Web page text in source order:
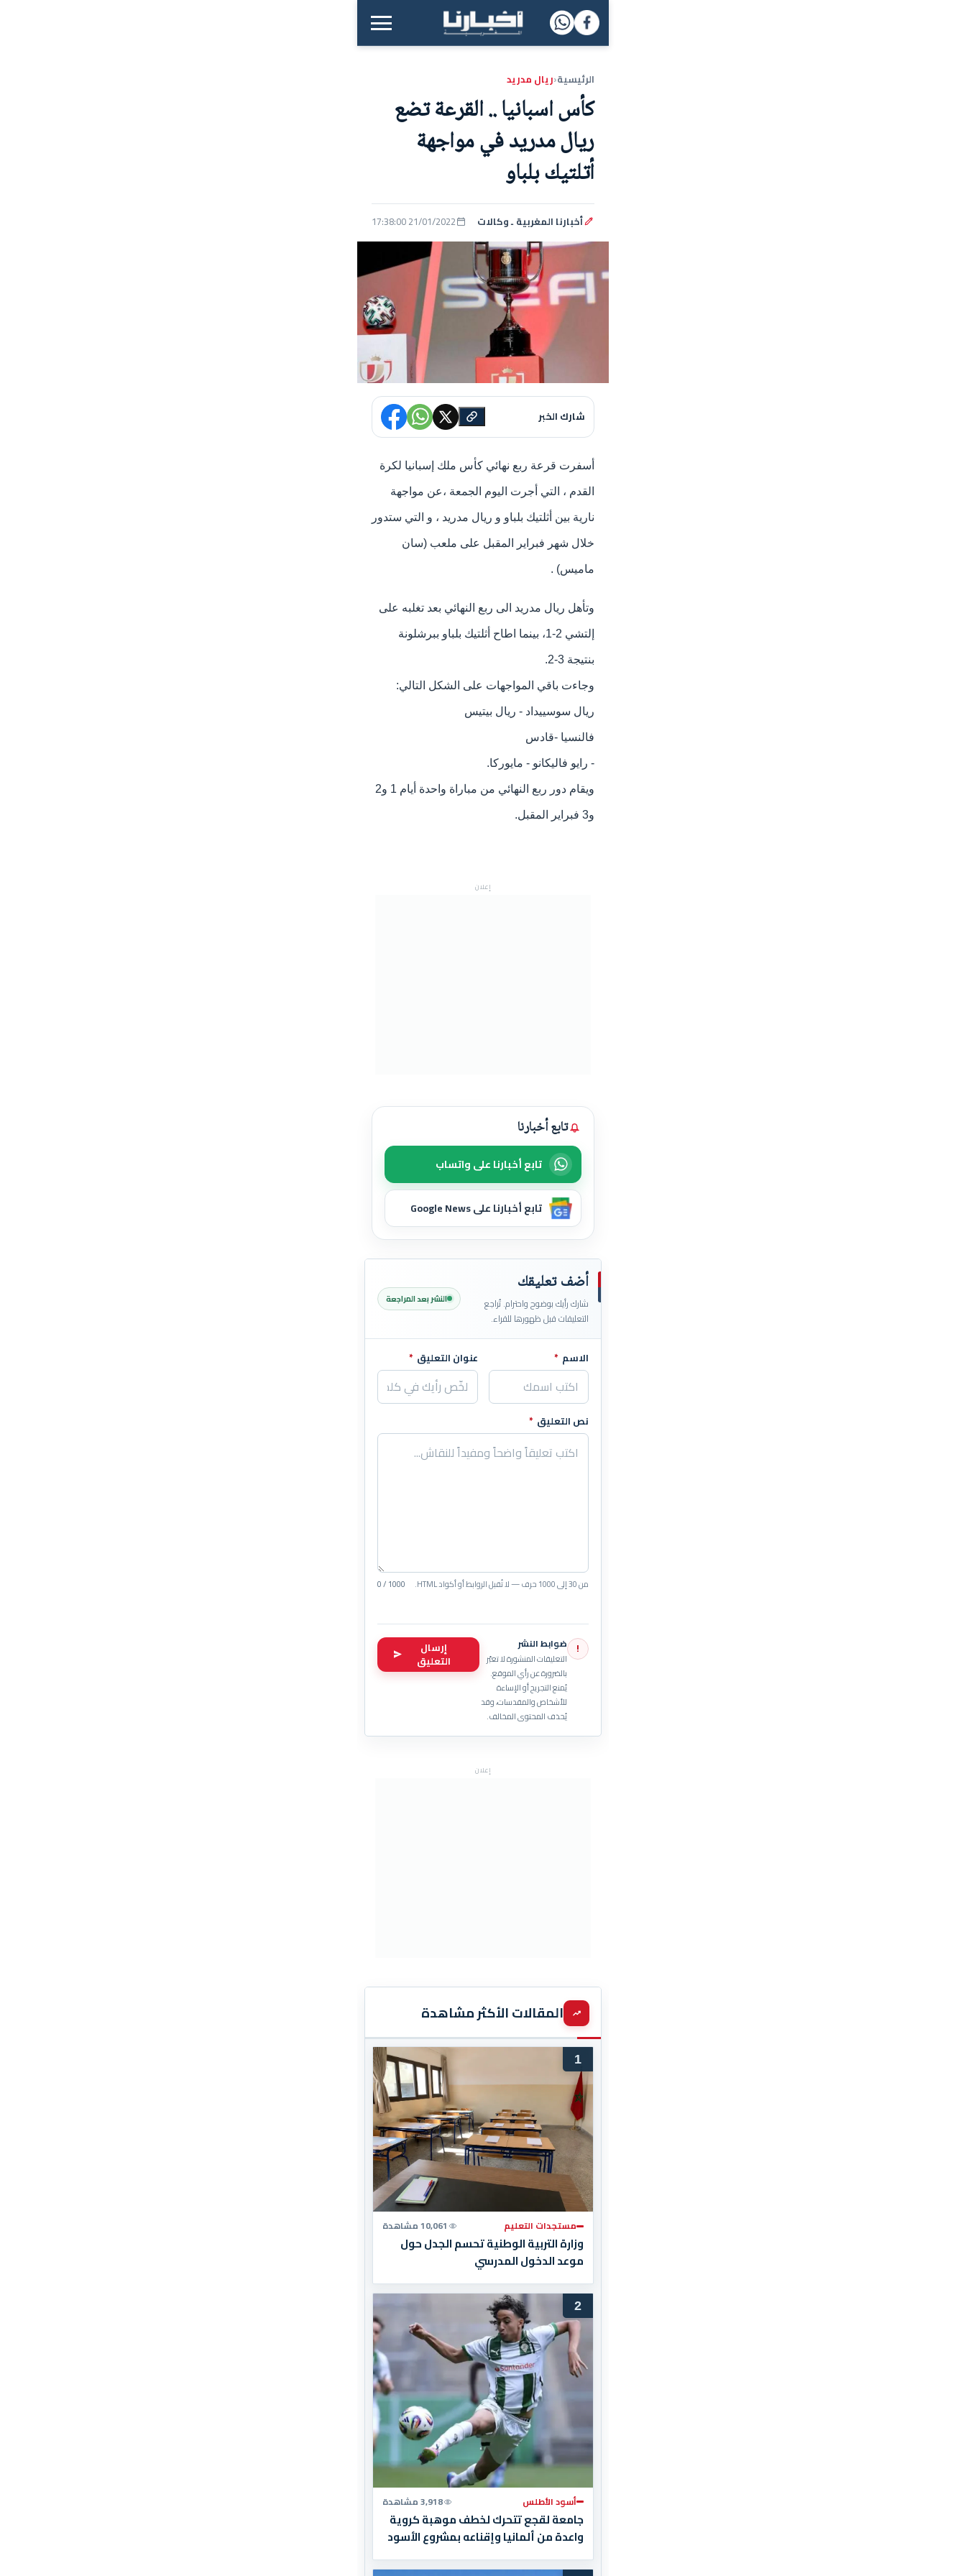
القائمة الرئيسية
الرئيسية‹ريال مدريد
كأس اسبانيا .. القرعة تضع
ريال مدريد في مواجهة
أتلتيك بلباو
أخبارنا المغربية ـ وكالات 21/01/2022 17:38:00
شارك الخبر
أسفرت قرعة ربع نهائي كأس ملك إسبانيا لكرة
القدم ، التي أجرت اليوم الجمعة ،عن مواجهة
نارية بين أثلتيك بلباو و ريال مدريد ، و التي ستدور
خلال شهر فبراير المقبل على ملعب (سان
ماميس) .
وتأهل ريال مدريد الى ربع النهائي بعد تغلبه على
إلتشي 2-1، بينما اطاح أثلتيك بلباو ببرشلونة
بنتيجة 3-2.
وجاءت باقي المواجهات على الشكل التالي:
ريال سوسييداد - ريال بيتيس
فالنسيا -قادس
- رايو فاليكانو - مايوركا.
ويقام دور ربع النهائي من مباراة واحدة أيام 1 و2
و3 فبراير المقبل.
إعلان
تابع أخبارنا
تابع أخبارنا على واتساب
تابع أخبارنا على Google News
أضف تعليقك
شارك رأيك بوضوح واحترام. تُراجع
التعليقات قبل ظهورها للقراء.
النشر بعد المراجعة
اترك هذا الحقل فارغاً
الاسم * عنوان التعليق *
نص التعليق *
من 30 إلى 1000 حرف — لا تُقبل الروابط أو أكواد HTML. 0 / 1000
! ضوابط النشر
التعليقات المنشورة لا تعبّر
بالضرورة عن رأي الموقع.
يُمنع التجريح أو الإساءة
للأشخاص والمقدسات، وقد
يُحذف المحتوى المخالف.
إرسال
التعليق
إعلان
المقالات الأكثر مشاهدة
1
مستجدات التعليم 10,061 مشاهدة
وزارة التربية الوطنية تحسم الجدل حول
موعد الدخول المدرسي
2
أسود الأطلس 3,918 مشاهدة
جامعة لقجع تتحرك لخطف موهبة كروية
واعدة من ألمانيا وإقناعه بمشروع الأسود